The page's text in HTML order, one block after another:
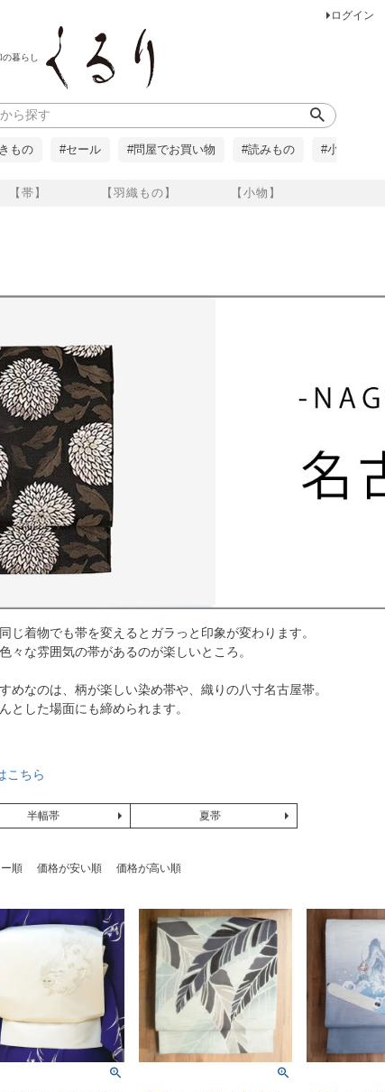
ログイン
暮らし
【帯】 【羽織もの】 【小物】
もの #セール #問屋でお買い物 #読みもの #小柄な方に
じ着物でも帯を変えるとガラっと印象が変わります。
々な雰囲気の帯があるのが楽しいところ。
めなのは、柄が楽しい染め帯や、織りの八寸名古屋帯。
とした場面にも締められます。
こちら
半幅帯 夏帯
順 価格が安い順 価格が高い順